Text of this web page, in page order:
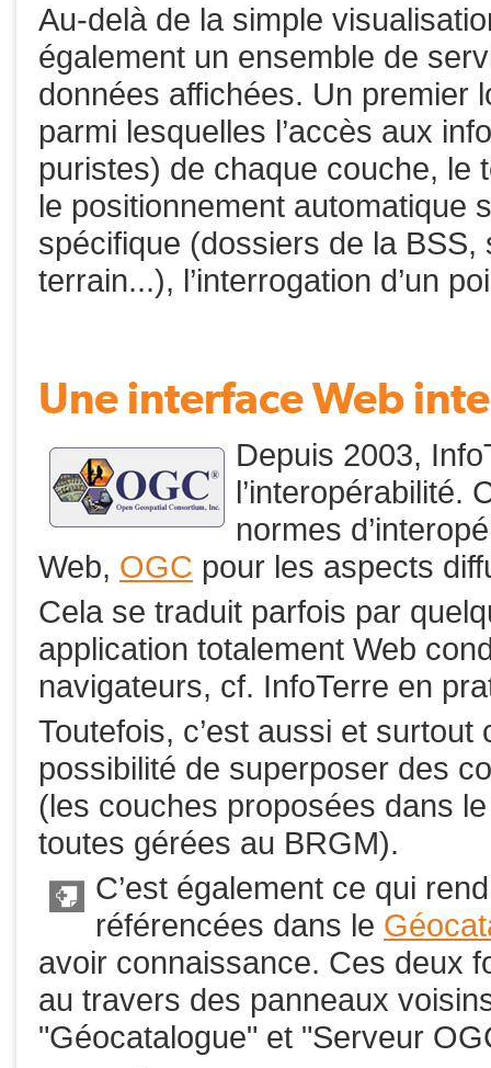
Au-delà de la simple
également un ensemble de
données affichées. Un premier
parmi lesquelles l’accès aux
puristes) de chaque couche, le
le positionnement automatique
spécifique (dossiers de la
terrain...), l’interrogation d’un
Une interface Web
Depuis 2003,
l’interopérabilité.
normes
Web, OGC pour les aspects
Cela se traduit parfois par
application totalement Web
navigateurs, cf. InfoTerre en
Toutefois, c’est aussi et
possibilité de superposer des
(les couches proposées dans
toutes gérées au BRGM).
C’est également ce qui
référencées dans le
avoir connaissance. Ces deux
au travers des panneaux
"Géocatalogue" et "Serveur